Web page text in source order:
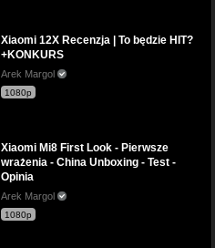
Xiaomi 12X Recenzja | To będzie HIT?
+KONKURS
Arek Margol
1080p
Xiaomi Mi8 First Look - Pierwsze
wrażenia - China Unboxing - Test -
Opinia
Arek Margol
1080p